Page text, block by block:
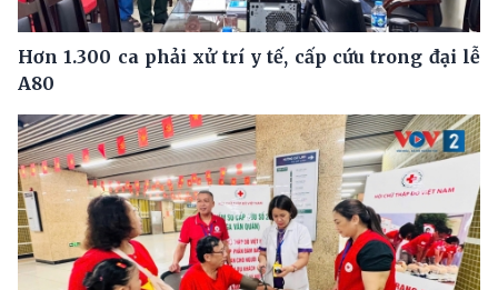
Hơn 1.300 ca phải xử trí y tế, cấp cứu trong đại lễ
A80